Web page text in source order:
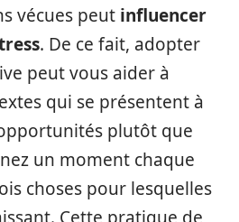
vécues peut influencer
. De ce fait, adopter
peut vous aider à
qui se présentent à
plutôt que
un moment chaque
choses pour lesquelles